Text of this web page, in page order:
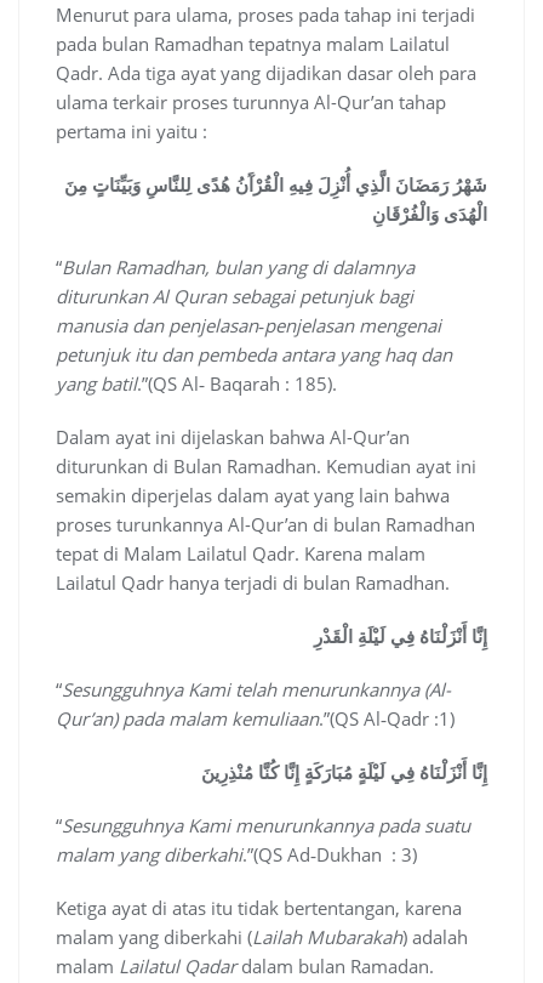
Menurut para ulama, proses pada tahap ini terjadi
pada bulan Ramadhan tepatnya malam Lailatul
Qadr. Ada tiga ayat yang dijadikan dasar oleh para
ulama terkair proses turunnya Al-Qur’an tahap
pertama ini yaitu :
شَهْرُ رَمَضَانَ الَّذِي أُنْزِلَ فِيهِ الْقُرْآَنُ هُدًى لِلنَّاسِ وَبَيِّنَاتٍ مِنَ
الْهُدَى وَالْفُرْقَانِ
“Bulan Ramadhan, bulan yang di dalamnya
diturunkan Al Quran sebagai petunjuk bagi
manusia dan penjelasan‐penjelasan mengenai
petunjuk itu dan pembeda antara yang haq dan
yang batil.”(QS Al‐ Baqarah : 185).
Dalam ayat ini dijelaskan bahwa Al-Qur’an
diturunkan di Bulan Ramadhan. Kemudian ayat ini
semakin diperjelas dalam ayat yang lain bahwa
proses turunkannya Al-Qur’an di bulan Ramadhan
tepat di Malam Lailatul Qadr. Karena malam
Lailatul Qadr hanya terjadi di bulan Ramadhan.
إِنَّا أَنْزَلْنَاهُ فِي لَيْلَةِ الْقَدْرِ
“Sesungguhnya Kami telah menurunkannya (Al-
Qur’an) pada malam kemuliaan.”(QS Al‐Qadr :1)
إِنَّا أَنْزَلْنَاهُ فِي لَيْلَةٍ مُبَارَكَةٍ إِنَّا كُنَّا مُنْذِرِينَ
“Sesungguhnya Kami menurunkannya pada suatu
malam yang diberkahi.”(QS Ad‐Dukhan : 3)
Ketiga ayat di atas itu tidak bertentangan, karena
malam yang diberkahi (Lailah Mubarakah) adalah
malam Lailatul Qadardalam bulan Ramadan.